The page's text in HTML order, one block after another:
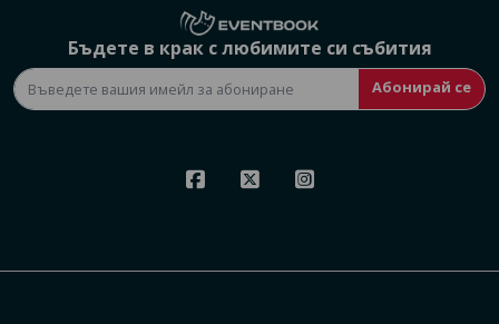
Бъдете в крак с любимите си събития
Абонирай се